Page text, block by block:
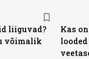
liiguvad?
võimalik
Kas